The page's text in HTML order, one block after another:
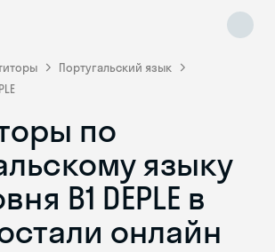
Португальский язык
по
языку
B1 DEPLE в
онлайн